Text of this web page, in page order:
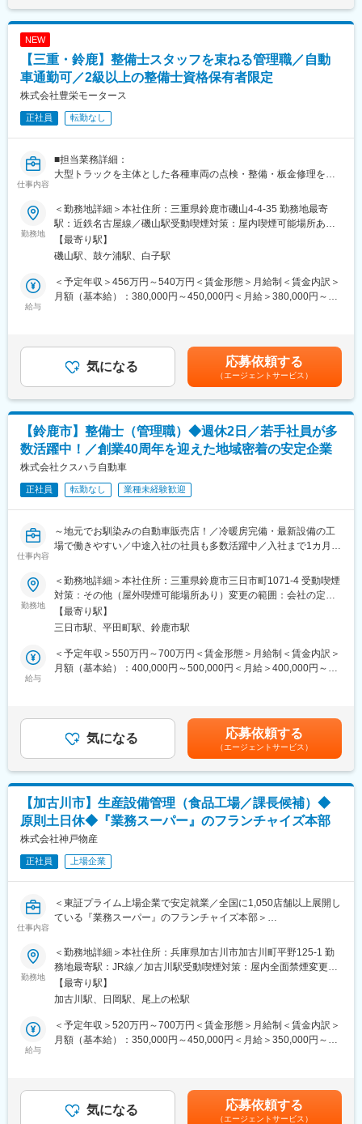
善プロジェクト策定し実行する責任があります。さらに、その成
果を他の FC（海外含）に発信し、Amazonの発展に貢献する役割
があります。もちろん、メンテナンスの予算計画、人員計画を策
よび安全の改善活動
2：30% 生産設備、物流設備の修理・メンテナンスおよび予防保
3：10％ 改善のための設備メーカーとの折衝、作業監督・工事監
督
4：10% 優秀な人材の採用、メンバーの評価、シフト作成、人事
管理と労務管理
6： 5% 部品購買業務と在庫管理業務。資産管理業務
(月額)は固定手当を含めた表記です。
NEW
【三重・鈴鹿】整備士スタッフを束ねる管理職／自動
車通勤可／2級以上の整備士資格保有者限定
株式会社豊栄モータース
正社員 転勤なし
仕事内容
■担当業務詳細：
大型トラックを主体とした各種車両の点検・整備・板金修理をご
心です。基本的には定期点検や車検が多数を占めますが、不定期
の点検・修理にもご対応していただくことがあります。
また、当社には現在9名の整備士資格保有者と8名の外国人技能研
修生が在籍しており、彼らの日常業務の管理および技術指導とい
ったこともご担当していただきます。
■経験者歓迎：
ただく予定です。
■求める人物像：
人に対して指導することが好きな方、管理職として部下の面倒を
見れる方、責任感の強い方。
変更の範囲：会社の定める業務
勤務地
＜勤務地詳細＞本社住所：三重県鈴鹿市磯山4-4-35 勤務地最寄
駅：近鉄名古屋線／磯山駅受動喫煙対策：屋内喫煙可能場所あり
変更の範囲：会社の定める事業所
【最寄り駅】
磯山駅、鼓ケ浦駅、白子駅
給与
＜予定年収＞456万円～540万円＜賃金形態＞月給制＜賃金内訳＞
月額（基本給）：380,000円～450,000円＜月給＞380,000円～
給(月額)は固定手当を含みます。
気になる 応募依頼する
（エージェントサービス）
【鈴鹿市】整備士（管理職）◆週休2日／若手社員が多
数活躍中！／創業40周年を迎えた地域密着の安定企業
株式会社クスハラ自動車
正社員 転勤なし 業種未経験歓迎
仕事内容
～地元でお馴染みの自動車販売店！／冷暖房完備・最新設備の工
場で働きやすい／中途入社の社員も多数活躍中／入社まで1カ月以
■業務内容：
当社の整備サービス部門のマネジメント業務をお任せします。
実際に整備業務も行っていただきながら、マネジメント業務をお
願いします。
【 詳細 】
比率：現場２割・マネジメント８割となります。
洗車、タイヤ交換、オイル交換、セーフティー点検、法定点検
車検整備、部品取り付け、電装品取り付けなど
50代まで幅広い世代の社員が活躍をしており、中途入社の方も多
数在籍をしているため馴染みやすい環境です。
■ご入社後について：
研修期間は半年程度を想定しています。異業種からの未経験社員
も多数活躍中！手厚いフォロー体制が整っていますのでご安心く
ださい。
■当社について：
◎会社の雰囲気が自慢です！
り人間関係が非常によく働きやすい社風です。中途入社の方も多
数活躍しているためなじみやすい雰囲気です。会社を盛り上げる
イベントも定期開催しています！
◎創業40年以上の実績！
メーカ取り扱いの新車販売、中古車販売や車検・整備、ディーラ
ー運営、代理店運営も行いよりきめ細かなサービス提供を実現す
勤務地
＜勤務地詳細＞本社住所：三重県鈴鹿市三日市町1071-4 受動喫煙
対策：その他（屋外喫煙可能場所あり）変更の範囲：会社の定め
る事業所
【最寄り駅】
三日市駅、平田町駅、鈴鹿市駅
給与
＜予定年収＞550万円～700万円＜賃金形態＞月給制＜賃金内訳＞
月額（基本給）：400,000円～500,000円＜月給＞400,000円～
選考を通じて上下する可能性があります。月給(月額)は固定手当を
含めた表記です。
気になる 応募依頼する
（エージェントサービス）
【加古川市】生産設備管理（食品工場／課長候補）◆
原則土日休◆『業務スーパー』のフランチャイズ本部
株式会社神戸物産
正社員 上場企業
仕事内容
＜東証プライム上場企業で安定就業／全国に1,050店舗以上展開し
ている『業務スーパー』のフランチャイズ本部＞
■業務内容：
食品工場の生産設備に関わるエンジニアの募集です。
■具体的には：
メディアでも話題の『業務スーパーオリジナル商品』の生産設備
管理を行います。設備面から商品の開発や改善に関わるお仕事で
す。
改善など幅広い業務に携わっていただきます。
将来的には、課長としてメンバー育成やマネジメント業務もお任
勤務地
＜勤務地詳細＞本社住所：兵庫県加古川市加古川町平野125-1 勤
務地最寄駅：JR線／加古川駅受動喫煙対策：屋内全面禁煙変更の
範囲：会社の定める事業所
【最寄り駅】
加古川駅、日岡駅、尾上の松駅
給与
＜予定年収＞520万円～700万円＜賃金形態＞月給制＜賃金内訳＞
月額（基本給）：350,000円～450,000円＜月給＞350,000円～
賞与：年2回 ※昨年度実績3ヶ月分／年賃金はあくまでも目安の
金額であり、選考を通じて上下する可能性があります。月給(月額)
気になる 応募依頼する
（エージェントサービス）